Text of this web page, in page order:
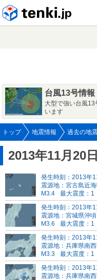
台風13号情報
大型で強い台風
います
トップ 地震情報 過去の地
2013年11月20
発生時刻：2013年
震源地：宮古島近
M3.4
最大震度：1
発生時刻：2013年
震源地：宮城県沖頃
M3.6
最大震度：1
発生時刻：2013年
震源地：兵庫県南
M3.3
最大震度：1
発生時刻：2013年
震源地：兵庫県南